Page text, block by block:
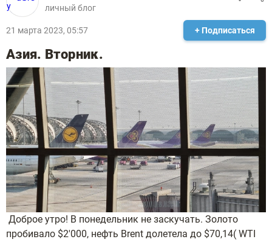
личный блог
21 марта 2023, 05:57 + Подписаться
Азия. Вторник.
Доброе утро! В понедельник не заскучать. Золото
пробивало $2'000, нефть Brent долетела до $70,14( WTI